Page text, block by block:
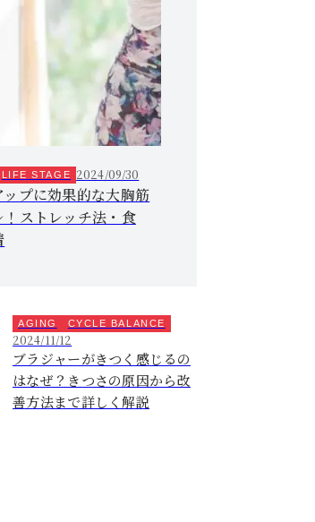
LIFE STAGE 2024/09/30
ップに効果的な大胸筋
！ストレッチ法・食
AGING CYCLE BALANCE
2024/11/12
ブラジャーがきつく感じるの
はなぜ？きつさの原因から改
善方法まで詳しく解説